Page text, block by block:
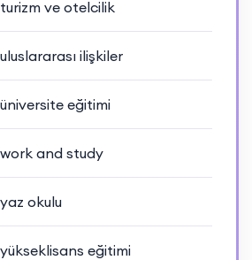
ve otelcilik
ilişkiler
eğitimi
and study
okulu
eğitimi